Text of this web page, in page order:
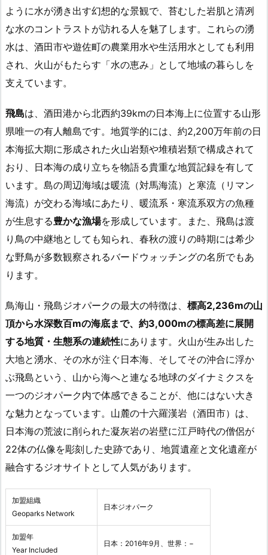
ように水が湧き出す幻想的な景観で、苔むした岩肌と清冽
な水のコントラストが訪れる人を魅了します。これらの湧
水は、酒田市や遊佐町の農業用水や生活用水としても利用
され、火山がもたらす「水の恵み」として地域の暮らしを
支えています。
飛島は、酒田港から北西約39kmの日本海上に位置する山形
県唯一の有人離島です。地質学的には、約2,200万年前の日
本海拡大期に形成された火山岩類や堆積岩類で構成されて
おり、日本海の成り立ちを物語る貴重な地質記録を有して
います。島の周辺海域は暖流（対馬海流）と寒流（リマン
海流）が交わる海域にあたり、暖流系・寒流系双方の魚種
が生息する豊かな漁場を形成しています。また、飛島は渡
り鳥の中継地としても知られ、春秋の渡りの時期には希少
な野鳥が多数観察されるバードウォッチングの名所でもあ
ります。
鳥海山・飛島ジオパークの最大の特徴は、 標高2,236mの山
頂から水深数百mの海底まで、約3,000mの標高差に展開
する地質・生態系の連続性にあります。火山が生み出した
大地と湧水、その水が注ぐ日本海、そしてその沖合に浮か
ぶ飛島という、山から海へと連なる地球のダイナミクスを
一つのジオパーク内で体感できることが、他にはない大き
な魅力となっています。山麓の十六羅漢岩（酒田市）は、
日本海の荒波に削られた凝灰岩の岩壁に江戸時代の僧侶が
22体の仏像を彫刻した史跡であり、地質遺産と文化遺産が
融合するジオサイトとして人気があります。
加盟組織
Geoparks Network
日本ジオパーク
加盟年
Year Included
日本：2016年9月、世界：−